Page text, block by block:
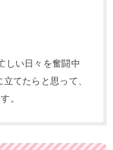
しい日々を奮闘中
てたらと思って、
。